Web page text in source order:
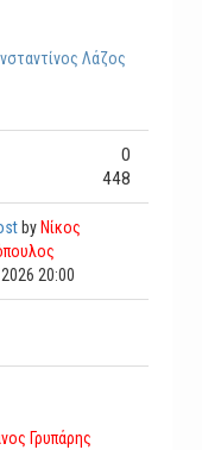
Λάζος
0
448
by Νίκος
20:00
Γρυπάρης